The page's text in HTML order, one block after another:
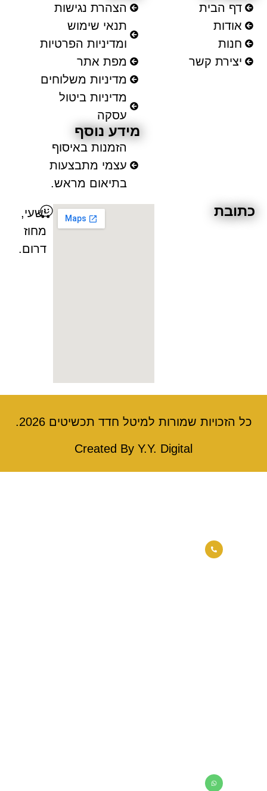
הבית
קשר
הצהרת נגישות
תנאי שימוש
ומדיניות הפרטיות
מפת אתר
מדיניות משלוחים
מדיניות ביטול
מידע נוסף
הזמנות באיסוף
עצמי מתבצעות
בתיאום מראש.
ישעי,
מחוז
שמורות למיטל חדד תכשיטים 2026.
Created By Y.Y. Digital